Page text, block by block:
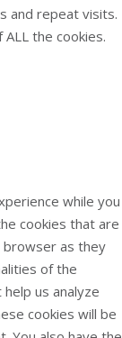
and repeat visits.
ALL the cookies.
while you
cookies that are
browser as they
of the
us analyze
cookies will be